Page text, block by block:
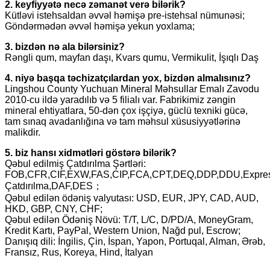
2. keyfiyyətə necə zəmanət verə bilərik?
Kütləvi istehsaldan əvvəl həmişə pre-istehsal nümunəsi;
Göndərmədən əvvəl həmişə yekun yoxlama;
3. bizdən nə ala bilərsiniz?
Rəngli qum, mayfan daşı, Kvars qumu, Vermikulit, İşıqlı Daş
4. niyə başqa təchizatçılardan yox, bizdən almalısınız?
Lingshou County Yuchuan Mineral Məhsullar Emalı Zavodu
2010-cu ildə yaradılıb və 5 filialı var. Fabrikimiz zəngin
mineral ehtiyatlara, 50-dən çox işçiyə, güclü texniki gücə,
tam sınaq avadanlığına və tam məhsul xüsusiyyətlərinə
malikdir.
5. biz hansı xidmətləri göstərə bilərik?
Qəbul edilmiş Çatdırılma Şərtləri:
Çatdırılma,DAF,DES；
Qəbul edilən ödəniş valyutası: USD, EUR, JPY, CAD, AUD,
HKD, GBP, CNY, CHF;
Qəbul edilən Ödəniş Növü: T/T, L/C, D/PD/A, MoneyGram,
Kredit Kartı, PayPal, Western Union, Nağd pul, Escrow;
Danışıq dili: İngilis, Çin, İspan, Yapon, Portuqal, Alman, Ərəb,
Fransız, Rus, Koreya, Hind, İtalyan